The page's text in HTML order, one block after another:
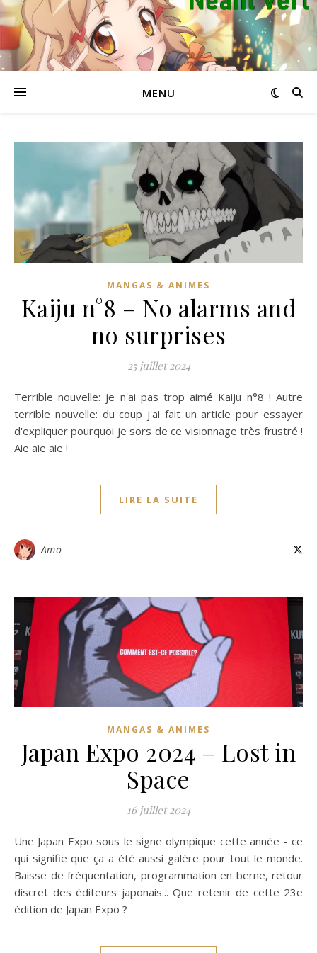
MENU
MANGAS & ANIMES
Kaiju n°8 – No alarms and
no surprises
25 juillet 2024
Terrible nouvelle: je n'ai pas trop aimé Kaiju n°8 ! Autre
terrible nouvelle: du coup j'ai fait un article pour essayer
d'expliquer pourquoi je sors de ce visionnage très frustré !
Aie aie aie !
LIRE LA SUITE
Amo
MANGAS & ANIMES
Japan Expo 2024 – Lost in
Space
16 juillet 2024
Une Japan Expo sous le signe olympique cette année - ce
qui signifie que ça a été aussi galère pour tout le monde.
Baisse de fréquentation, programmation en berne, retour
discret des éditeurs japonais... Que retenir de cette 23e
édition de Japan Expo ?